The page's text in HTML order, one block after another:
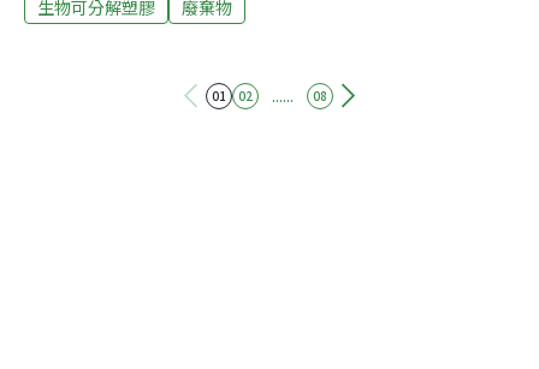
改良成石油基塑膠，因其價格低廉、可塑性強，被廣泛用
生物可分解塑膠
廢棄物
01 02 ...... 08